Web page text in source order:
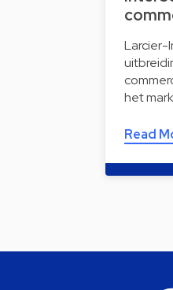
Larcier-
het
Read